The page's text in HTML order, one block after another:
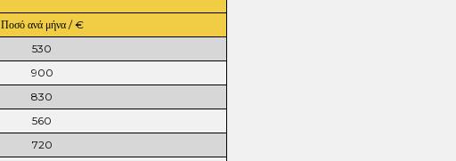
Ποσό ανά μήνα / €
530
900
830
560
720